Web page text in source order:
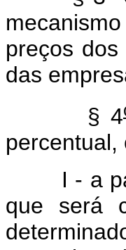
preços
das
§ 4
percentual,
I - a
que será